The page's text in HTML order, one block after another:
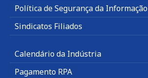
Política de Segurança da Informação
Sindicatos Filiados
Calendário da Indústria
Pagamento RPA